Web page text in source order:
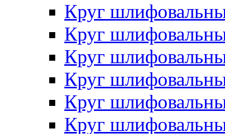
Круг
Круг
Круг
Круг
Круг
Круг